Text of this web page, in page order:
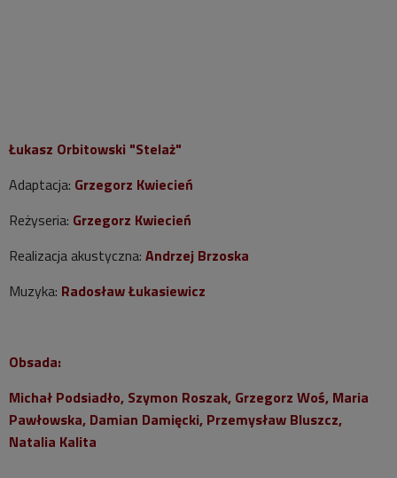
Łukasz Orbitowski "Stelaż"
Adaptacja: Grzegorz Kwiecień
Reżyseria: Grzegorz Kwiecień
Realizacja akustyczna: Andrzej Brzoska
Muzyka: Radosław Łukasiewicz
Obsada:
Michał Podsiadło, Szymon Roszak, Grzegorz Woś, Maria
Pawłowska, Damian Damięcki, Przemysław Bluszcz,
Natalia Kalita